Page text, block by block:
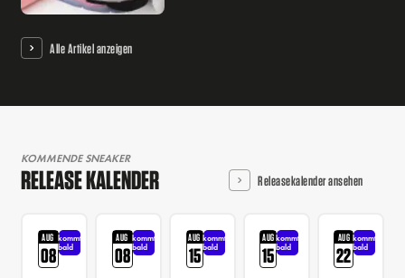
Alle Artikel anzeigen
KOMMENDE SNEAKER
RELEASE KALENDER Releasekalender ansehen
AUG
08
kommt
bald
AUG
08
kommt
bald
AUG
15
kommt
bald
AUG
15
kommt
bald
AUG
22
kommt
bald